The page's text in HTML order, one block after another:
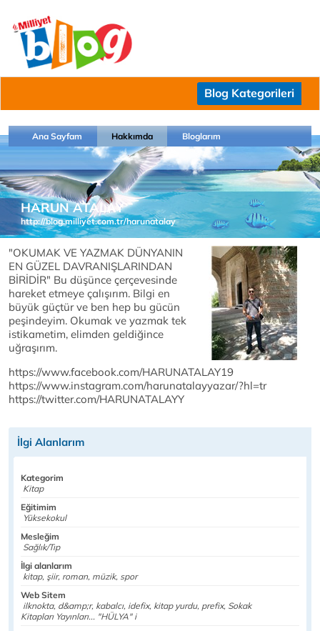
Blog Kategorileri
Ana Sayfam Hakkımda Bloglarım
HARUN ATALAY
http://blog.milliyet.com.tr/harunatalay
"OKUMAK VE YAZMAK DÜNYANIN
EN GÜZEL DAVRANIŞLARINDAN
BİRİDİR" Bu düşünce çerçevesinde
hareket etmeye çalışırım. Bilgi en
büyük güçtür ve ben hep bu gücün
peşindeyim. Okumak ve yazmak tek
istikametim, elimden geldiğince
uğraşırım.
https://www.facebook.com/HARUNATALAY19
https://www.instagram.com/harunatalayyazar/?hl=tr
https://twitter.com/HARUNATALAYY
İlgi Alanlarım
Kategorim
Kitap
Eğitimim
Yüksekokul
Mesleğim
Sağlık/Tıp
İlgi alanlarım
kitap, şiir, roman, müzik, spor
Web Sitem
ilknokta, d&amp;r, kabalcı, idefix, kitap yurdu, prefix, Sokak
Kitapları Yayınları... "HÜLYA" i